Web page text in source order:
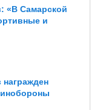
«В Самарской
и